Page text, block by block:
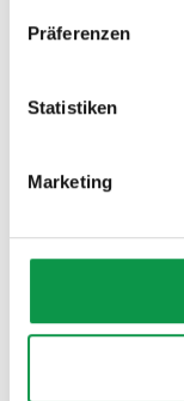
Informationen zu
der Verwendung
zuzustimmen,
Präferenzen
Statistiken
Marketing
13. Attika